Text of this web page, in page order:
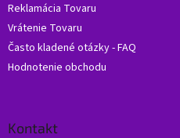
Reklamácia Tovaru
Vrátenie Tovaru
Často kladené otázky - FAQ
Hodnotenie obchodu
Kontakt